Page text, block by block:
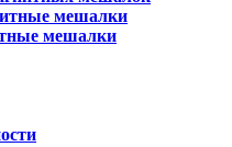
мешалки
мешалки